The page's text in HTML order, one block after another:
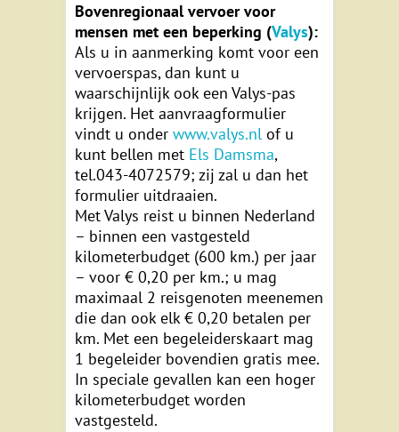
Bovenregionaal vervoer voor
mensen met een beperking (Valys):
Als u in aanmerking komt voor een
vervoerspas, dan kunt u
waarschijnlijk ook een Valys-pas
krijgen. Het aanvraagformulier
vindt u onder www.valys.nl of u
kunt bellen met Els Damsma,
tel.043-4072579; zij zal u dan het
formulier uitdraaien.
Met Valys reist u binnen Nederland
– binnen een vastgesteld
kilometerbudget (600 km.) per jaar
– voor € 0,20 per km.; u mag
maximaal 2 reisgenoten meenemen
die dan ook elk € 0,20 betalen per
km. Met een begeleiderskaart mag
1 begeleider bovendien gratis mee.
In speciale gevallen kan een hoger
kilometerbudget worden
vastgesteld.